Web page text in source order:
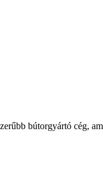
bútorgyártó cég,